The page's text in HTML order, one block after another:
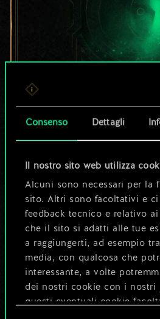
Consenso Dettagli
Il nostro sito web utilizza
Alcuni sono necessari per la
sito. Altri sono facoltativi e
feedback tecnico e relativo
che il sito si adatti alle tue
a raggiungerti, ad esempio
media, con qualcosa che
interessante, a volte
dei nostri cookie con i nostri
questi eventuali cookie
Per ora, è
set di
Ma può
molto
Dai un nome al mazzo
guida